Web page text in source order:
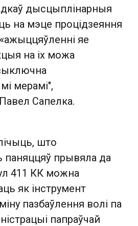
дысцыплінарныя
на мэце процідзеяння
яе
на іх можа
мерамі",
Сапелка.
што
паняццяў прывяла да
411 КК можна
як інструмент
пазбаўлення волі па
папраўчай